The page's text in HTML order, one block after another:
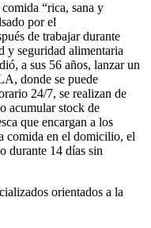
“rica, sana y
por el
de trabajar durante
y seguridad alimentaria
a sus 56 años, lanzar un
donde se puede
24/7, se realizan de
acumular stock de
que encargan a los
comida en el domicilio, el
durante 14 días sin
orientados a la